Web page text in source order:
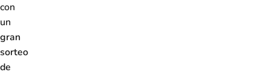
con
un
gran
sorteo
de